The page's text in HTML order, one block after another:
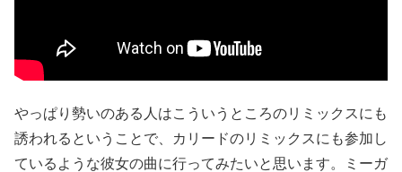
やっぱり勢いのある人はこういうところのリミックスにも
誘われるということで、カリードのリミックスにも参加し
ているような彼女の曲に行ってみたいと思います。ミーガ